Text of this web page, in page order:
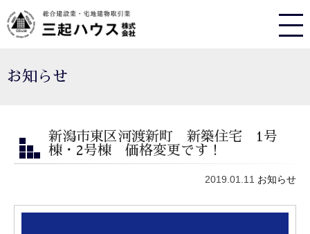
お知らせ
新潟市東区河渡新町 新築住宅 1号
棟・2号棟 価格変更です！
2019.01.11 お知らせ